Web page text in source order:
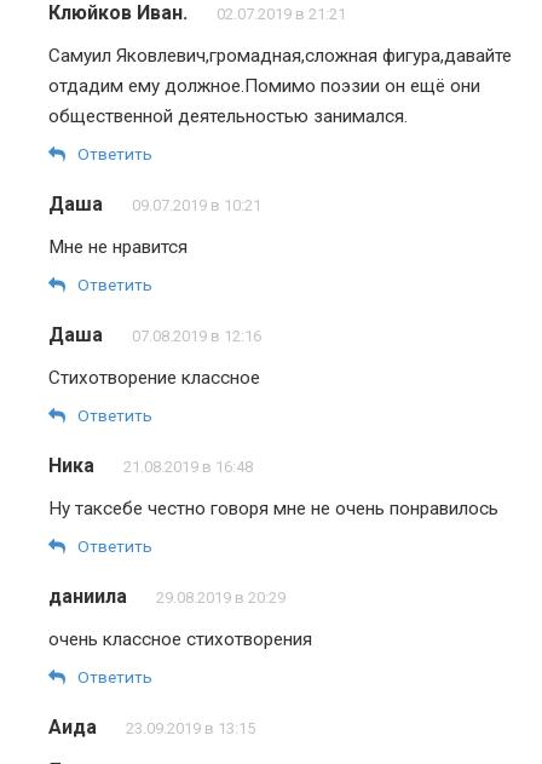
Клюйков Иван. 02.07.2019 в 21:21
Самуил Яковлевич,громадная,сложная фигура,давайте
отдадим ему должное.Помимо поэзии он ещё они
общественной деятельностью занимался.
Ответить
Даша 09.07.2019 в 10:21
Мне не нравится
Ответить
Даша 07.08.2019 в 12:16
Стихотворение классное
Ответить
Ника 21.08.2019 в 16:48
Ну таксебе честно говоря мне не очень понравилось
Ответить
даниила 29.08.2019 в 20:29
очень классное стихотворения
Ответить
Аида 23.09.2019 в 13:15